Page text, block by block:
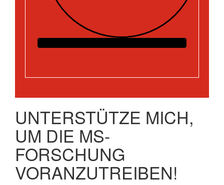
UNTERSTÜTZE MICH,
UM DIE MS-
FORSCHUNG
VORANZUTREIBEN!